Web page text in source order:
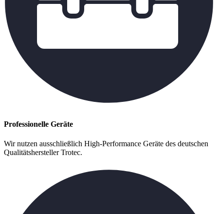
Professionelle Geräte
Wir nutzen ausschließlich High-Performance Geräte des deutschen
Qualitätshersteller Trotec.